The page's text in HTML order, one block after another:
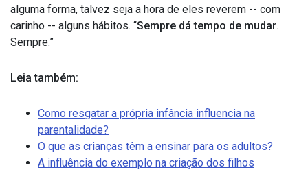
alguma forma, talvez seja a hora de eles reverem -- com
carinho -- alguns hábitos. “Sempre dá tempo de mudar.
Sempre.”
Leia também:
Como resgatar a própria infância influencia na
parentalidade?
O que as crianças têm a ensinar para os adultos?
A influência do exemplo na criação dos filhos